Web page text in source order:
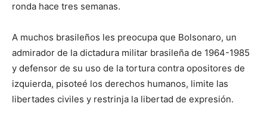
ronda hace tres semanas.
A muchos brasileños les preocupa que Bolsonaro, un
admirador de la dictadura militar brasileña de 1964-1985
y defensor de su uso de la tortura contra opositores de
izquierda, pisoteé los derechos humanos, limite las
libertades civiles y restrinja la libertad de expresión.